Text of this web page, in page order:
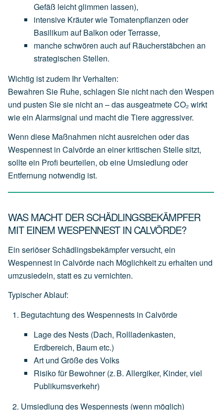
Gefäß leichtglimmen lassen),
intensive KräuterwieTomatenpflanzen oder
Basilikumauf Balkon oderTerrasse,
mancheschwören auch auf Räucherstäbchen an
strategischen Stellen.
Wichtig ist zudem Ihr Verhalten:
Bewahren Sie Ruhe, schlagen Sie nicht nach den Wespen
und pusten Sie sie nicht an – das ausgeatmete CO₂ wirkt
wie ein Alarmsignal und macht die Tiere aggressiver.
Wenn diese Maßnahmen nicht ausreichen oder das
Wespennest in Calvörde an einer kritischen Stelle sitzt,
sollte ein Profi beurteilen, ob eine Umsiedlung oder
Entfernung notwendig ist.
WAS MACHT DER SCHÄDLINGSBEKÄMPFER
MIT EINEM WESPENNEST IN CALVÖRDE?
Ein seriöser Schädlingsbekämpfer versucht, ein
Wespennest in Calvörde nach Möglichkeit zu erhalten und
umzusiedeln, statt es zu vernichten.
Typischer Ablauf:
Begutachtung des Wespennests in Calvörde
Lagedes Nests (Dach, Rollladenkasten,
Erdbereich, Baumetc.)
Art und GrößedesVolks
Risikofür Bewohner (z.B. Allergiker, Kinder, viel
Publikumsverkehr)
Umsiedlung des Wespennests (wenn möglich)